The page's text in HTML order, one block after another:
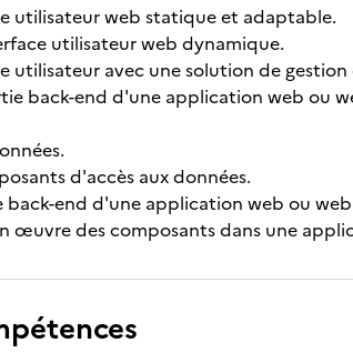
utilisateur web statique et adaptable.
utilisateur web dynamique.
utilisateur avec une solution de
back-end d'une application web ou
d'accès aux données.
back-end d'une application web ou
œuvre des composants dans une